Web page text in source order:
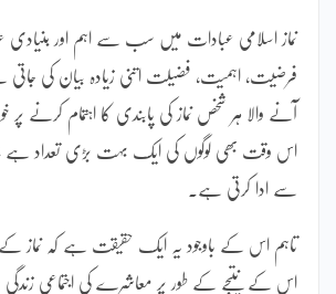
نماز اسلامی عبادات میں سب سے اہم اور بنیادی
فرضیت، اہمیت، فضیلت اتنی زیادہ بیان کی
آنے والا ہر شخص نماز کی پابندی کا اہتمام کرنے پر خود
اس وقت بھی لوگوں کی ایک بہت بڑی تعداد ہے جو
سے ادا کرتی ہے۔
تاہم اس کے باوجود یہ ایک حقیقت ہے کہ نماز کے
اس کے نتیجے کے طور پر معاشرے کی اجتماعی زندگی